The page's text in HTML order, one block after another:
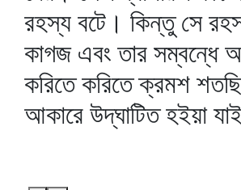
রহস্য বটে। কিন্তু সে
কাগজ এবং তার সম্বন্ধে
করিতে করিতে ক্রমশ
আকারে উদ্‌ঘাটিত হইয়া